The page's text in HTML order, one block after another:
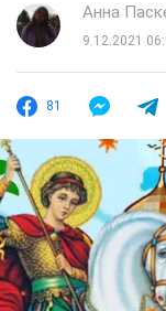
Анна
9.12.2021
81